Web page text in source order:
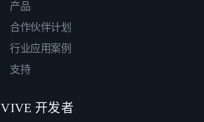
产品
合作伙伴计划
行业应用案例
支持
VIVE 开发者